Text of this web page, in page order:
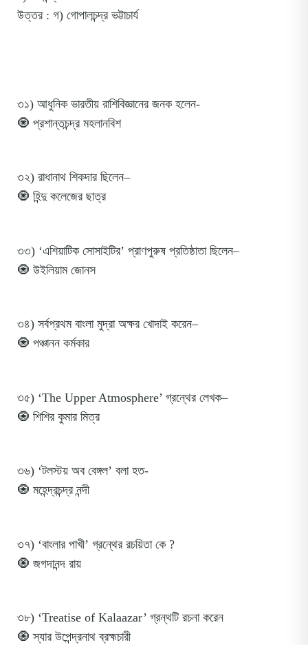
উত্তর : গ) গোপালচন্দ্র ভট্টাচার্য
৩১) আধুনিক ভারতীয় রাশিবিজ্ঞানের জনক হলেন-
🧿 প্রশান্তচন্দ্র মহলানবিশ
৩২) রাধানাথ শিকদার ছিলেন–
🧿 হিন্দু কলেজের ছাত্র
৩৩) ‘এশিয়াটিক সোসাইটির’ প্রাণপুরুষ প্রতিষ্ঠাতা ছিলেন–
🧿 উইলিয়াম জোনস
৩৪) সর্বপ্রথম বাংলা মুদ্রা অক্ষর খোদাই করেন–
🧿 পঞ্চানন কর্মকার
৩৫) ‘The Upper Atmosphere’ গ্রন্থের লেখক–
🧿 শিশির কুমার মিত্র
৩৬) ‘টলস্টয় অব বেঙ্গল’ বলা হত-
🧿 মহেন্দ্রচন্দ্র নন্দী
৩৭) ‘বাংলার পাখী’ গ্রন্থের রচয়িতা কে ?
🧿 জগদানন্দ রায়
৩৮) ‘Treatise of Kalaazar’ গ্রন্থটি রচনা করেন
🧿 স্যার উপেন্দ্রনাথ ব্রহ্মচারী